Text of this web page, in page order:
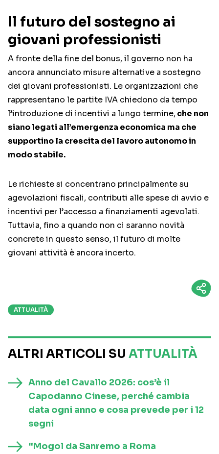
Il futuro del sostegno ai
giovani professionisti
A fronte della fine del bonus, il governo non ha
ancora annunciato misure alternative a sostegno
dei giovani professionisti. Le organizzazioni che
rappresentano le partite IVA chiedono da tempo
l’introduzione di incentivi a lungo termine, che non
siano legati all’emergenza economica ma che
supportino la crescita del lavoro autonomo in
modo stabile.
Le richieste si concentrano principalmente su
agevolazioni fiscali, contributi alle spese di avvio e
incentivi per l’accesso a finanziamenti agevolati.
Tuttavia, fino a quando non ci saranno novità
concrete in questo senso, il futuro di molte
giovani attività è ancora incerto.
ATTUALITÀ
ALTRI ARTICOLI SU ATTUALITÀ
Anno del Cavallo 2026: cos’è il
Capodanno Cinese, perché cambia
data ogni anno e cosa prevede per i 12
segni
“Mogol da Sanremo a Roma